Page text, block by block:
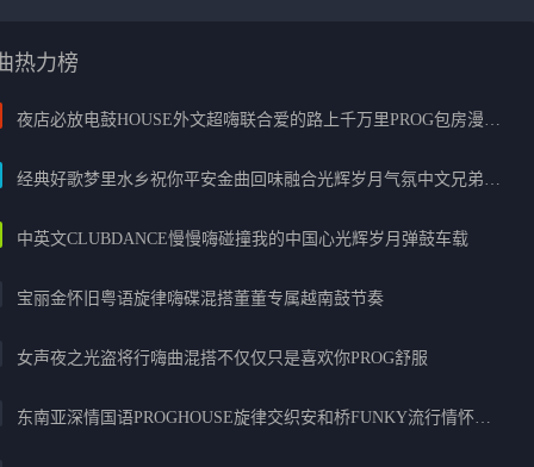
热力榜
夜店必放电鼓HOUSE外文超嗨联合爱的路上千万里PROG包房漫步上头
经典好歌梦里水乡祝你平安金曲回味融合光辉岁月气氛中文兄弟串烧
中英文CLUBDANCE慢慢嗨碰撞我的中国心光辉岁月弹鼓车载
宝丽金怀旧粤语旋律嗨碟混搭董董专属越南鼓节奏
女声夜之光盗将行嗨曲混搭不仅仅只是喜欢你PROG舒服
东南亚深情国语PROGHOUSE旋律交织安和桥FUNKY流行情怀串烧